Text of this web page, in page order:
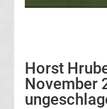
League
Tabelle
Horst
November